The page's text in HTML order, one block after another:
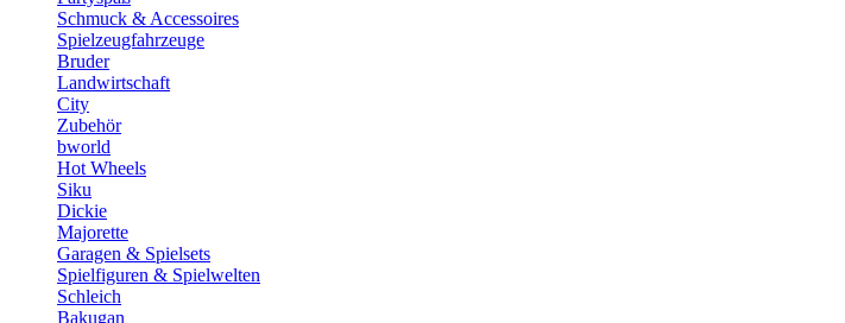
Schmuck & Accessoires
Spielzeugfahrzeuge
Bruder
Landwirtschaft
City
Zubehör
bworld
Hot Wheels
Siku
Dickie
Majorette
Garagen & Spielsets
Spielfiguren & Spielwelten
Schleich
Bakugan